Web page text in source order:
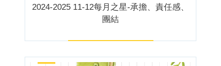
2024-2025 11-12每月之星-承擔、責任感、
團結